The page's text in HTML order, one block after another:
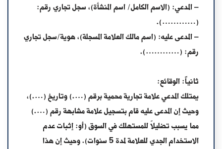
–المدعي: (الاسم الكامل/ اسم المنشأة)، سجل تجاري رقم:
(…………).
–المدعى عليه: (اسم مالك العلامة المسجلة)، هوية/سجل تجاري
رقم: (…………).
ثانياً: الوقائع:
يمتلك المدعي علامة تجارية محمية برقم (….) وتاريخ (….)،
وحيث إن المدعى عليه قام بتسجيل علامة مشابهة رقم (….)
مما يسبب تضليلاً للمستهلك في السوق (أو: إثبات عدم
الاستخدام الجدي للعلامة لمدة 5 سنوات). وحيث إن هذا